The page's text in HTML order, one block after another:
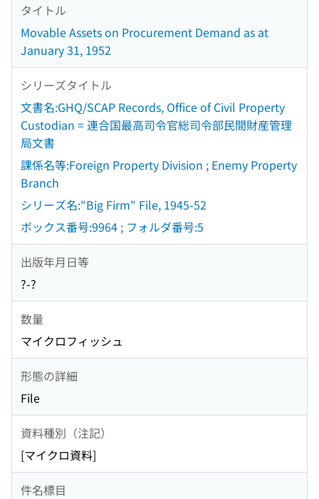
タイトル
Movable Assets on Procurement Demand as at
January 31, 1952
シリーズタイトル
文書名:GHQ/SCAP Records, Office of Civil Property
Custodian = 連合国最高司令官総司令部民間財産管理
局文書
課係名等:Foreign Property Division ; Enemy Property
Branch
シリーズ名:"Big Firm" File, 1945-52
ボックス番号:9964 ; フォルダ番号:5
出版年月日等
?-?
数量
マイクロフィッシュ
形態の詳細
File
資料種別（注記）
[マイクロ資料]
件名標目